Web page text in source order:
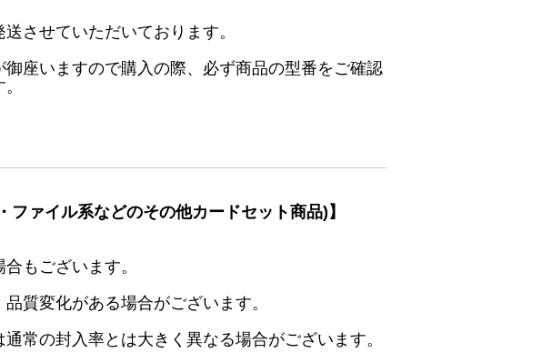
させていただいております。
座いますので購入の際、必ず商品の型番をご確認
ファイル系などのその他カードセット商品)】
もございます。
質変化がある場合がございます。
常の封入率とは大きく異なる場合がございます。